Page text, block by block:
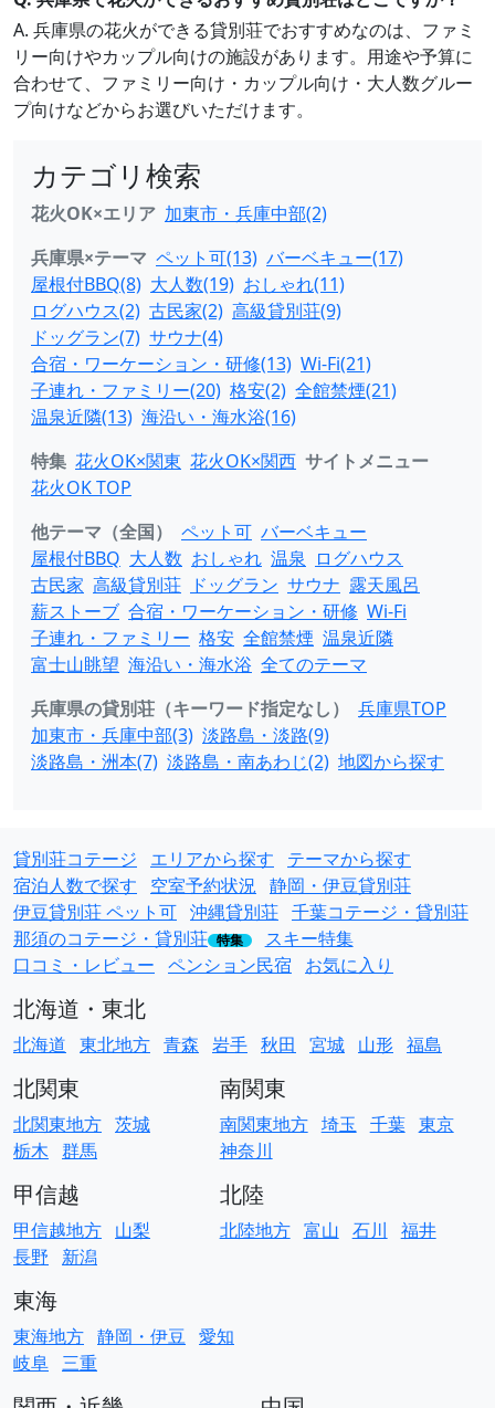
A. 兵庫県の花火ができる貸別荘でおすすめなのは、ファミ
リー向けやカップル向けの施設があります。用途や予算に
合わせて、ファミリー向け・カップル向け・大人数グルー
プ向けなどからお選びいただけます。
カテゴリ検索
花火OK×エリア 加東市・兵庫中部(2)
兵庫県×テーマ ペット可(13) バーベキュー(17)
屋根付BBQ(8) 大人数(19) おしゃれ(11)
ログハウス(2) 古民家(2) 高級貸別荘(9)
ドッグラン(7) サウナ(4)
合宿・ワーケーション・研修(13) Wi-Fi(21)
子連れ・ファミリー(20) 格安(2) 全館禁煙(21)
温泉近隣(13) 海沿い・海水浴(16)
特集 花火OK×関東 花火OK×関西 サイトメニュー
花火OK TOP
他テーマ（全国）
ペット可 バーベキュー
屋根付BBQ 大人数 おしゃれ 温泉 ログハウス
古民家 高級貸別荘 ドッグラン サウナ 露天風呂
薪ストーブ 合宿・ワーケーション・研修 Wi-Fi
子連れ・ファミリー 格安 全館禁煙 温泉近隣
富士山眺望 海沿い・海水浴 全てのテーマ
兵庫県の貸別荘（キーワード指定なし）
兵庫県TOP
加東市・兵庫中部(3) 淡路島・淡路(9)
淡路島・洲本(7) 淡路島・南あわじ(2) 地図から探す
貸別荘コテージ エリアから探す
テーマから探す
宿泊人数で探す
空室予約状況 静岡・伊豆貸別荘
伊豆貸別荘 ペット可 沖縄貸別荘 千葉コテージ・貸別荘
那須のコテージ・貸別荘 特集
スキー特集
口コミ・レビュー ペンション民宿 お気に入り
北海道・東北
北海道 東北地方 青森 岩手 秋田 宮城 山形 福島
北関東
北関東地方 茨城
栃木 群馬
南関東
南関東地方 埼玉 千葉 東京
神奈川
甲信越
甲信越地方 山梨
長野
新潟
北陸
北陸地方 富山 石川 福井
東海
東海地方 静岡・伊豆 愛知
岐阜 三重